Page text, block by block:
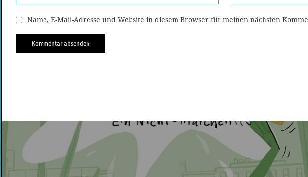
Name, E-Mail-Adresse und Website in diesem Browser für meinen nächsten